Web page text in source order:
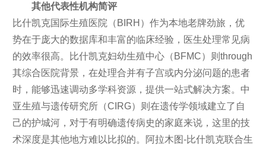
其他代表性机构简评
比什凯克国际生殖医院（BIRH）作为本地老牌劲旅，优
势在于庞大的数据库和丰富的临床经验，医生处理常见病
的效率很高。比什凯克妇幼生殖中心（BFMC）则through
其综合医院背景，在处理合并有子宫或内分泌问题的患者
时，能够迅速调动多学科资源，提供一站式解决方案。中
亚生殖与遗传研究所（CIRG）则在遗传学领域建立了自
己的护城河，对于有明确遗传病史的家庭来说，这里的技
术深度是其他地方难以比拟的。阿拉木图-比什凯克联合生